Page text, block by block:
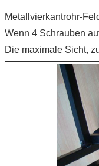
Metallvierkantrohr-
Wenn 4 Schrauben
Die maximale Sicht,